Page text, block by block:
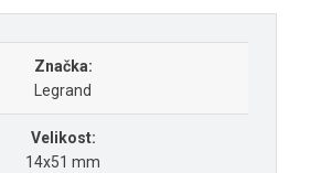
Značka:
Legrand
Velikost:
14x51 mm